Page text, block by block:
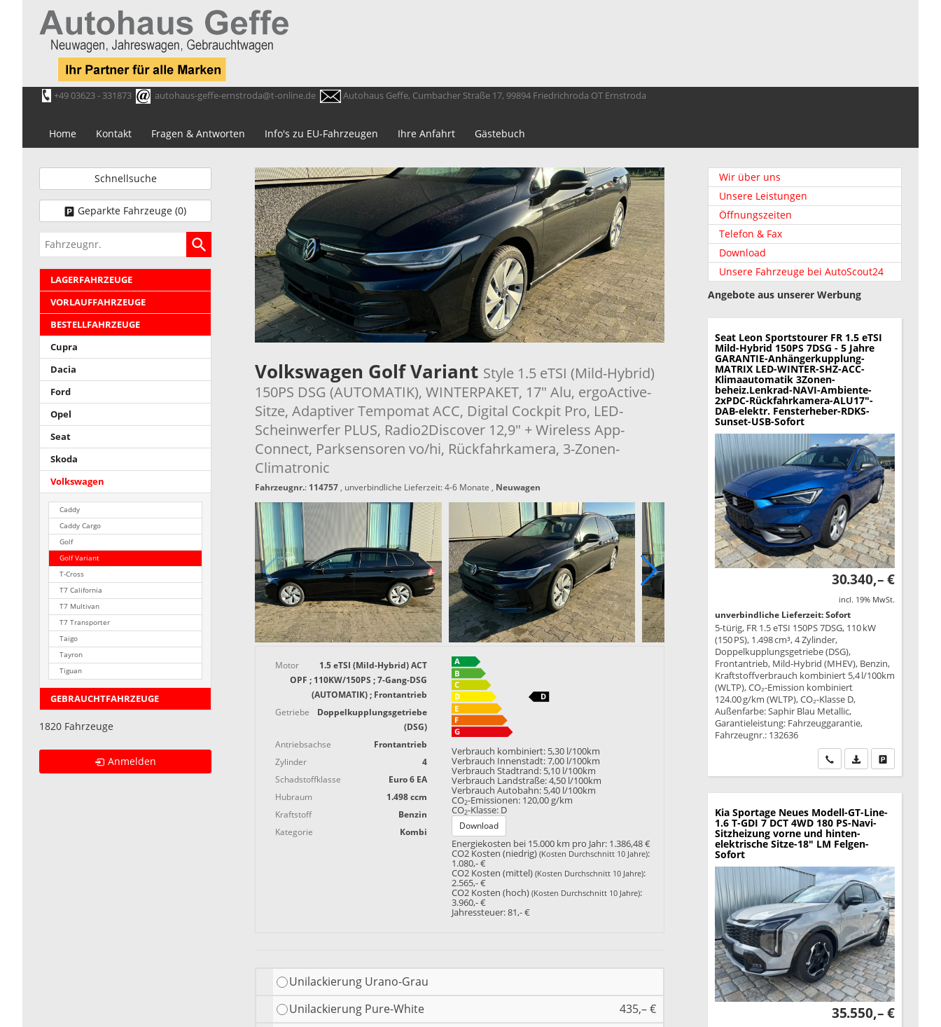
+49 03623 - 331873 autohaus-geffe-ernstroda@t-online.de Autohaus Geffe, Cumbacher Straße 17, 99894 Friedrichroda OT Ernstroda
Home Kontakt Fragen & Antworten Info's zu EU-Fahrzeugen Ihre Anfahrt Gästebuch
Volkswagen Golf Variant Style 1.5 eTSI (Mild-Hybrid)
150PS DSG (AUTOMATIK), WINTERPAKET, 17" Alu, ergoActive-
Sitze, Adaptiver Tempomat ACC, Digital Cockpit Pro, LED-
Scheinwerfer PLUS, Radio2Discover 12,9" + Wireless App-
Connect, Parksensoren vo/hi, Rückfahrkamera, 3-Zonen-
Climatronic
Fahrzeugnr.: 114757, unverbindliche Lieferzeit: 4-6 Monate , Neuwagen
Motor
1.5 eTSI (Mild-Hybrid) ACT
OPF ; 110KW/150PS ; 7-Gang-DSG
(AUTOMATIK) ; Frontantrieb
Getriebe
Doppelkupplungsgetriebe
(DSG)
Antriebsachse
Frontantrieb
Zylinder
4
Schadstoffklasse
Euro 6 EA
Hubraum
1.498 ccm
Kraftstoff
Benzin
Kategorie
Kombi
Verbrauch kombiniert: 5,30 l/100km
Verbrauch Innenstadt: 7,00 l/100km
Verbrauch Stadtrand: 5,10 l/100km
Verbrauch Landstraße: 4,50 l/100km
Verbrauch Autobahn: 5,40 l/100km
CO2-Emissionen: 120,00 g/km
CO2-Klasse: D
Download
Energiekosten bei 15.000 km pro Jahr: 1.386,48 €
CO2 Kosten (niedrig)(Kosten Durchschnitt 10 Jahre):
1.080,- €
CO2 Kosten (mittel)(Kosten Durchschnitt 10 Jahre):
2.565,- €
CO2 Kosten (hoch)(Kosten Durchschnitt 10 Jahre):
3.960,- €
Jahressteuer: 81,- €
Unilackierung Urano-Grau
Unilackierung Pure-White
435,– €
Schnellsuche
Geparkte Fahrzeuge (0)
Fahrzeugnr.
LAGERFAHRZEUGE
VORLAUFFAHRZEUGE
BESTELLFAHRZEUGE
Cupra
Dacia
Ford
Opel
Seat
Skoda
Volkswagen
Caddy
Caddy Cargo
Golf
Golf Variant
T-Cross
T7 California
T7 Multivan
T7 Transporter
Taigo
Tayron
Tiguan
GEBRAUCHTFAHRZEUGE
1820 Fahrzeuge
Anmelden
Wir über uns
Unsere Leistungen
Öffnungszeiten
Telefon & Fax
Download
Unsere Fahrzeuge bei AutoScout24
Angebote aus unserer Werbung
Seat Leon Sportstourer FR 1.5 eTSI
Mild-Hybrid 150PS 7DSG - 5 Jahre
GARANTIE-Anhängerkupplung-
MATRIX LED-WINTER-SHZ-ACC-
Klimaautomatik 3Zonen-
beheiz.Lenkrad-NAVI-Ambiente-
2xPDC-Rückfahrkamera-ALU17"-
DAB-elektr. Fensterheber-RDKS-
Sunset-USB-Sofort
30.340,– €
incl. 19% MwSt.
unverbindliche Lieferzeit: Sofort
5-türig, FR 1.5 eTSI 150PS 7DSG, 110 kW
(150 PS), 1.498 cm³, 4 Zylinder,
Doppelkupplungsgetriebe (DSG),
Frontantrieb, Mild-Hybrid (MHEV), Benzin,
Kraftstoffverbrauch kombiniert 5,4 l/100km
(WLTP), CO₂-Emission kombiniert
124.00 g/km (WLTP), CO₂-Klasse D,
Außenfarbe: Saphir Blau Metallic,
Garantieleistung: Fahrzeuggarantie,
Fahrzeugnr.: 132636
Wir rufen Sie an
PDF-Datei,Drucken,
Kia Sportage Neues Modell-GT-Line-
1.6 T-GDI 7 DCT 4WD 180 PS-Navi-
Sitzheizung vorne und hinten-
elektrische Sitze-18" LM Felgen-
Sofort
35.550,– €